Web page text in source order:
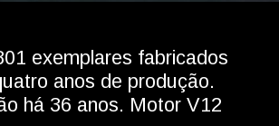
exemplares fabricados
anos de produção.
há 36 anos. Motor V12